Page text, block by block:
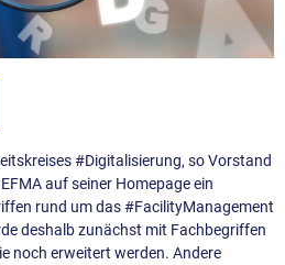
#Digitalisierung, so Vorstand
auf seiner Homepage ein
rund um das #FacilityManagement
deshalb zunächst mit Fachbegriffen
noch erweitert werden. Andere